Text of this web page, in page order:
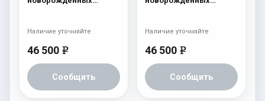
46 500 e
Сообщить
Наличие уточняйте
46 500 e
Сообщить
Наличие уточняйте